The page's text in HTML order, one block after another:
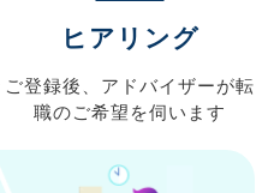
ヒアリング
ご登録後、 アドバイザーが転
職のご希望を伺います